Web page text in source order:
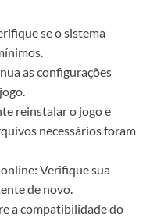
se o sistema
as configurações
reinstalar o jogo e
necessários foram
Verifique sua
de novo.
a compatibilidade do